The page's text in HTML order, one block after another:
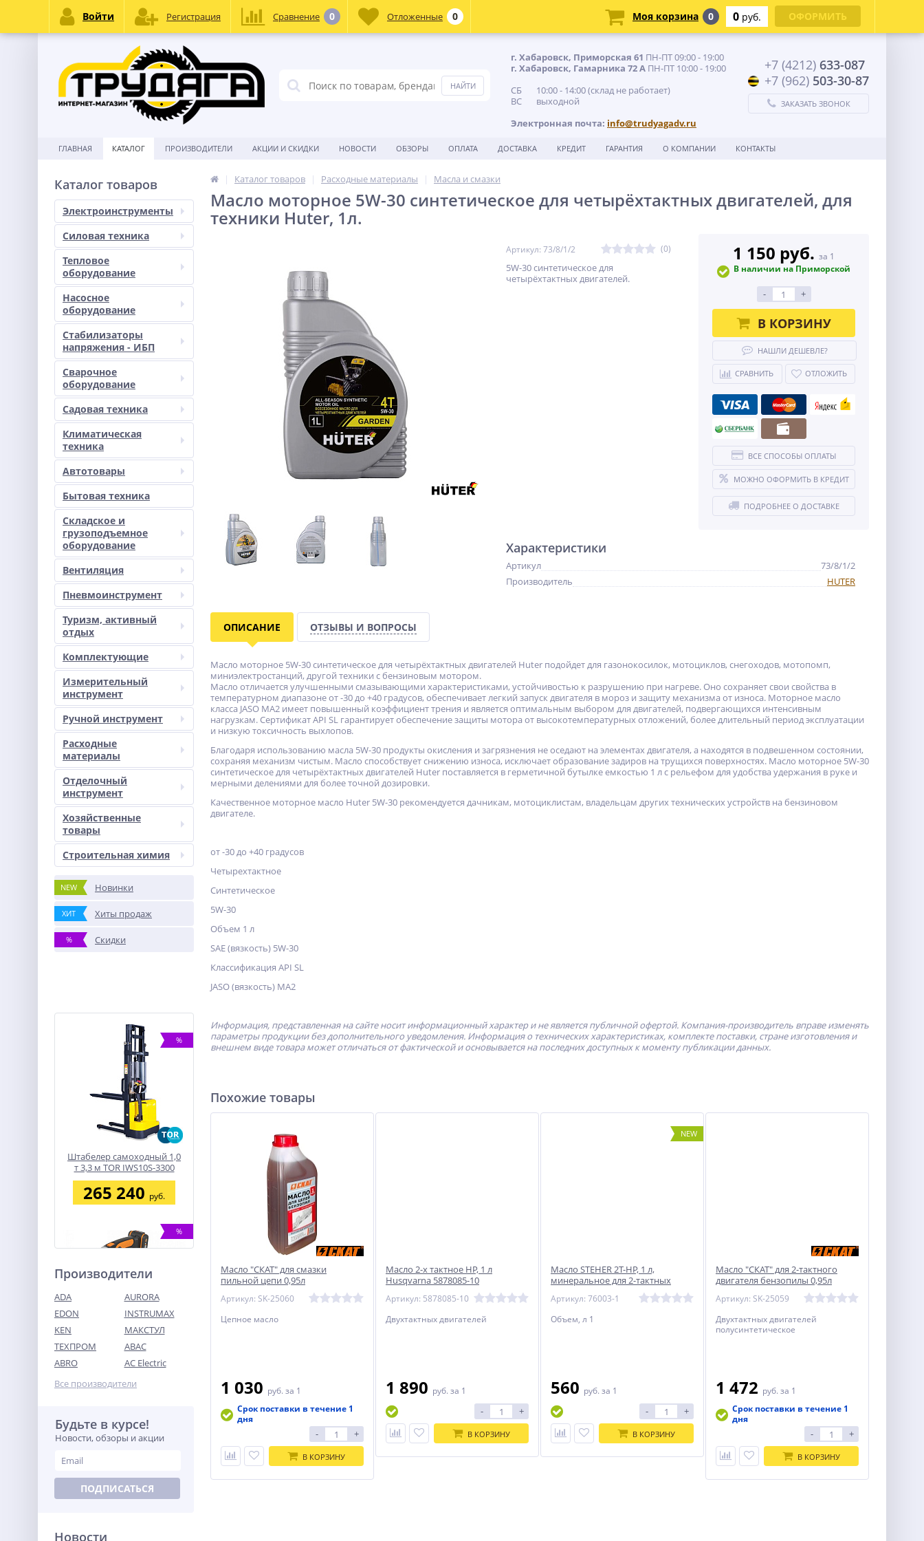
г. Хабаровск, Приморская 61 ПН-ПТ 09:00 - 19:00
г. Хабаровск, Гамарника 72 А ПН-ПТ 10:00 - 19:00
СБ 10:00 - 14:00 (склад не работает)
ВС выходной
Электронная почта: info@trudyagadv.ru
+7 (4212) 633-087
+7 (962) 503-30-87
ЗАКАЗАТЬ ЗВОНОК
ГЛАВНАЯ КАТАЛОГ ПРОИЗВОДИТЕЛИ АКЦИИ И СКИДКИ НОВОСТИ ОБЗОРЫ ОПЛАТА ДОСТАВКА КРЕДИТ ГАРАНТИЯ О КОМПАНИИ КОНТАКТЫ
Каталог товаров
Электроинструменты
Силовая техника
Тепловое
оборудование
Насосное
оборудование
Стабилизаторы
напряжения - ИБП
Сварочное
оборудование
Садовая техника
Климатическая
техника
Автотовары
Бытовая техника
Складское и
грузоподъемное
оборудование
Вентиляция
Пневмоинструмент
Туризм, активный
отдых
Комплектующие
Измерительный
инструмент
Ручной инструмент
Расходные
материалы
Отделочный
инструмент
Хозяйственные
товары
Строительная химия
NEW Новинки
ХИТ Хиты продаж
% Скидки
%
Штабелер самоходный 1,0
т 3,3 м TOR IWS10S-3300
(сопровождаемый)
265 240 руб.
%
Ножницы для стрижки
травы и кустарников
WORX WG801E.5 в
комплекте с тяпкой, с АКБ
и ЗУ
13 990
Производители
ADA
AURORA
EDON
INSTRUMAX
KEN
МАКСТУЛ
ТЕХПРОМ
ABAC
ABRO
AC Electric
Все производители
Будьте в курсе!
Новости, обзоры и акции
ПОДПИСАТЬСЯ
Новости
Каталог товаров Расходные материалы Масла и смазки
Масло моторное 5W-30 синтетическое для четырёхтактных двигателей, для
техники Huter, 1л.
Артикул: 73/8/1/2 (0)
5W-30 синтетическое для
четырёхтактных двигателей.
1 150 руб. за 1
В наличии на Приморской
- +
В КОРЗИНУ
НАШЛИ ДЕШЕВЛЕ?
СРАВНИТЬ ОТЛОЖИТЬ
ВСЕ СПОСОБЫ ОПЛАТЫ
МОЖНО ОФОРМИТЬ В КРЕДИТ
ПОДРОБНЕЕ О ДОСТАВКЕ
Характеристики
Артикул
73/8/1/2
Производитель
HUTER
ОПИСАНИЕ ОТЗЫВЫ И ВОПРОСЫ
Масло моторное 5W-30 синтетическое для четырёхтактных двигателей Huter подойдет для газонокосилок, мотоциклов, снегоходов, мотопомп,
миниэлектростанций, другой техники с бензиновым мотором.
Масло отличается улучшенными смазывающими характеристиками, устойчивостью к разрушению при нагреве. Оно сохраняет свои свойства в
температурном диапазоне от -30 до +40 градусов, обеспечивает легкий запуск двигателя в мороз и защиту механизма от износа. Моторное масло
класса JASO MA2 имеет повышенный коэффициент трения и является оптимальным выбором для двигателей, подвергающихся интенсивным
нагрузкам. Сертификат API SL гарантирует обеспечение защиты мотора от высокотемпературных отложений, более длительный период эксплуатации
и низкую токсичность выхлопов.
Благодаря использованию масла 5W-30 продукты окисления и загрязнения не оседают на элементах двигателя, а находятся в подвешенном состоянии,
сохраняя механизм чистым. Масло способствует снижению износа, исключает образование задиров на трущихся поверхностях. Масло моторное 5W-30
синтетическое для четырёхтактных двигателей Huter поставляется в герметичной бутылке емкостью 1 л с рельефом для удобства удержания в руке и
мерными делениями для более точной дозировки.
Качественное моторное масло Huter 5W-30 рекомендуется дачникам, мотоциклистам, владельцам других технических устройств на бензиновом
двигателе.
от -30 до +40 градусов
Четырехтактное
Синтетическое
5W-30
Объем 1 л
SAE (вязкость) 5W-30
Классификация API SL
JASO (вязкость) MA2
Информация, представленная на сайте носит информационный характер и не является публичной офертой. Компания-производитель вправе изменять
параметры продукции без дополнительного уведомления. Информация о технических характеристиках, комплекте поставки, стране изготовления и
внешнем виде товара может отличаться от фактической и основывается на последних доступных к моменту публикации данных.
Похожие товары
Масло "СКАТ" для смазки
пильной цепи 0,95л
Артикул: SK-25060
Цепное масло
1 030 руб. за 1
Срок поставки в течение 1
дня
- +
В КОРЗИНУ
Масло 2-х тактное HP, 1 л
Husqvarna 5878085-10
Артикул: 5878085-10
Двухтактных двигателей
1 890 руб. за 1
- +
В КОРЗИНУ
NEW
Масло STEHER 2T-HP, 1 л,
минеральное для 2-тактных
Артикул: 76003-1
Объем, л 1
560 руб. за 1
- +
В КОРЗИНУ
Масло "СКАТ" для 2-тактного
двигателя бензопилы 0,95л
Артикул: SK-25059
Двухтактных двигателей
полусинтетическое
1 472 руб. за 1
Срок поставки в течение 1
дня
- +
В КОРЗИНУ
Войти Регистрация Сравнение 0 Отложенные 0 Моя корзина 0 0 руб. ОФОРМИТЬ